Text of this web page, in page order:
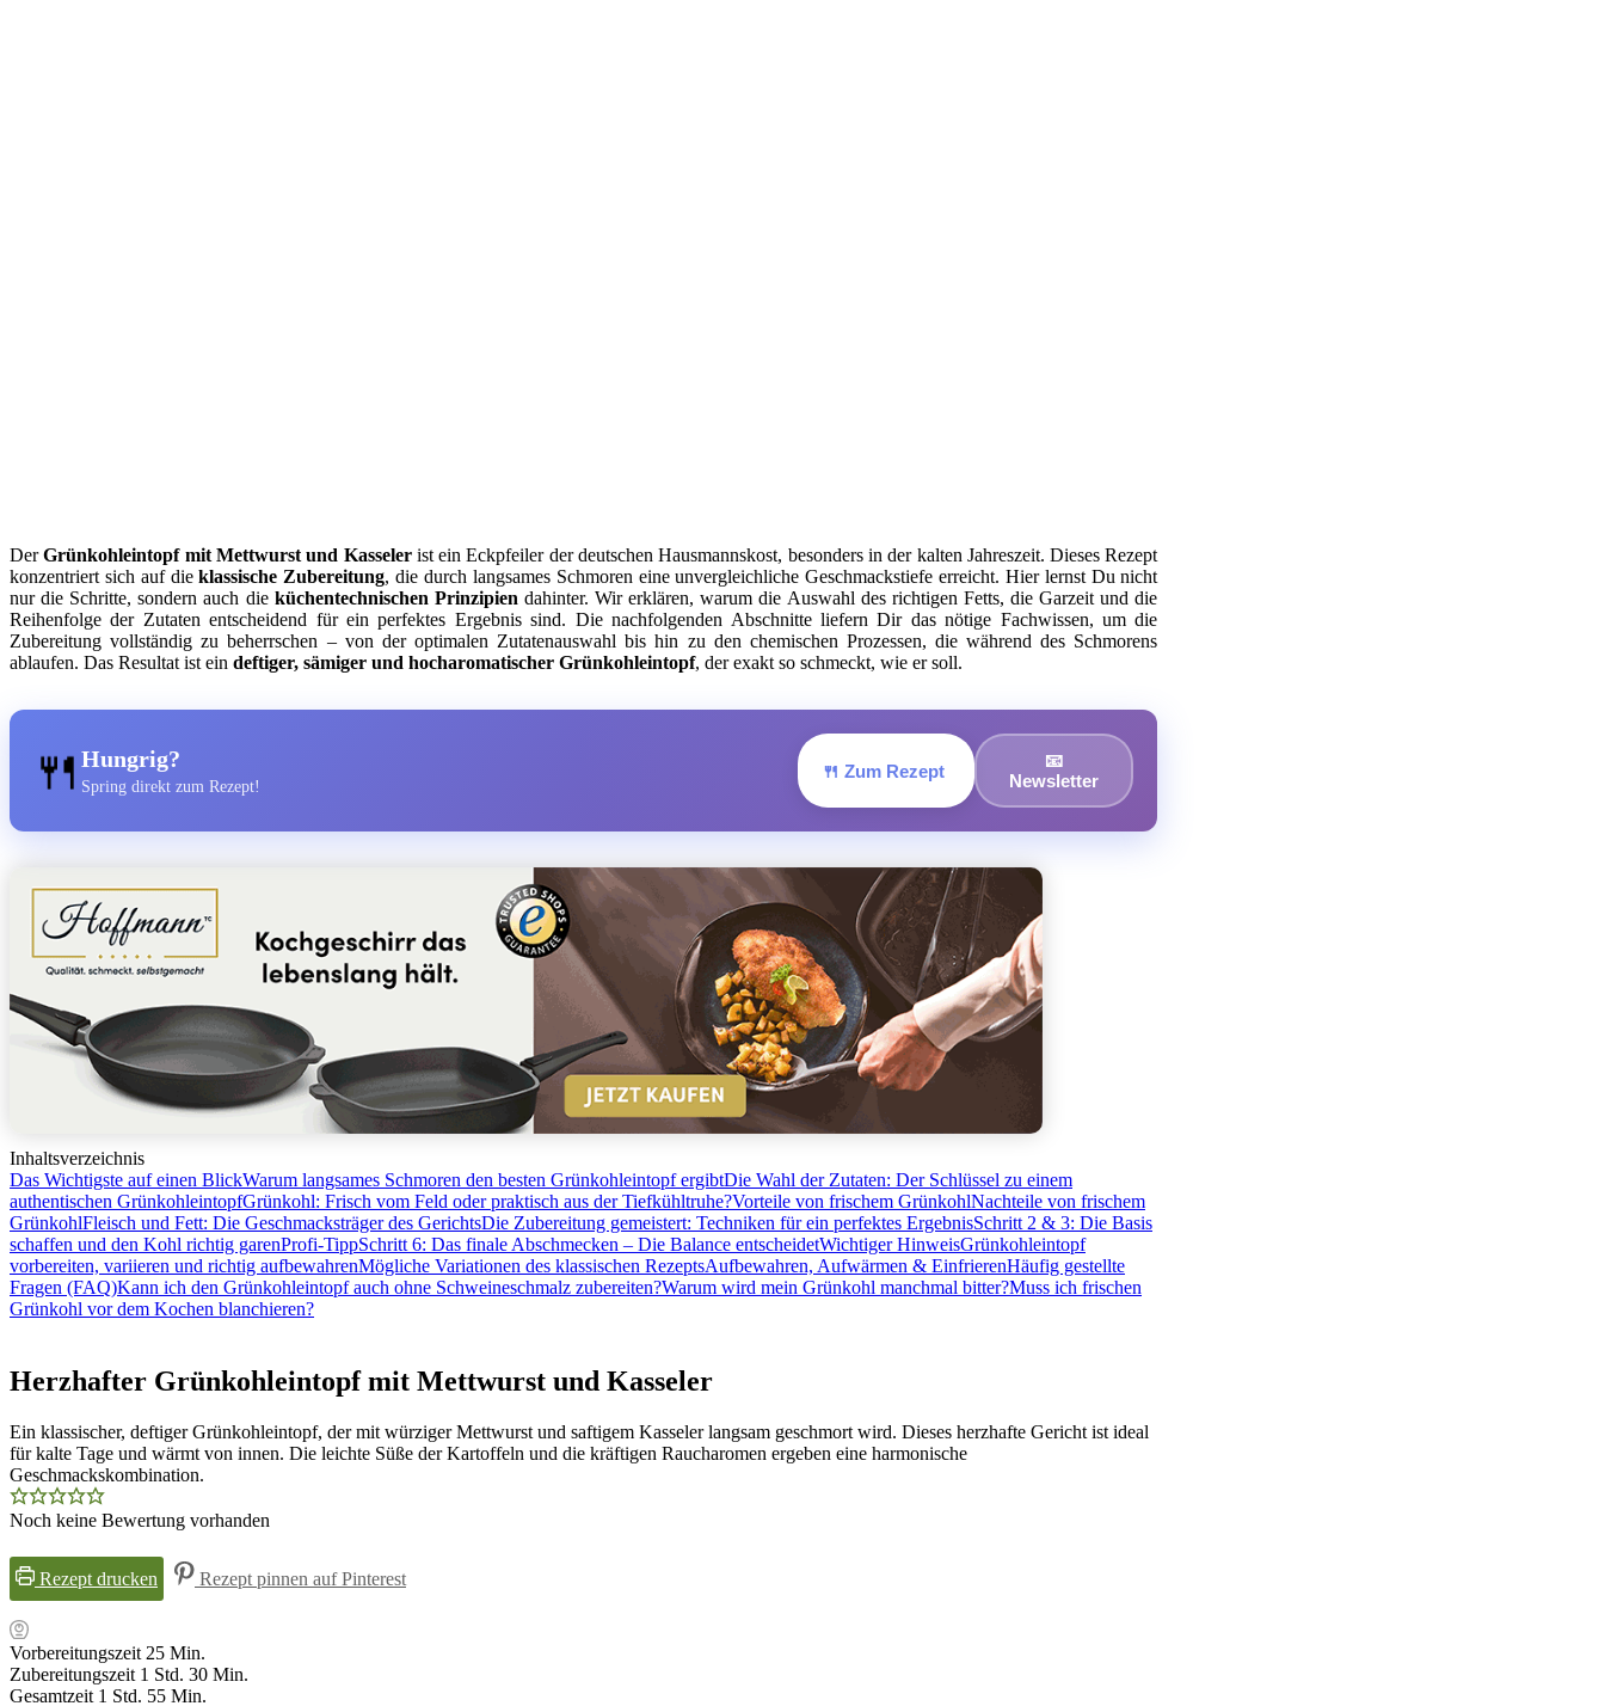
DerGrünkohleintopf mit Mettwurst und Kasselerist ein Eckpfeiler der deutschen Hausmannskost, besonders in der kalten Jahreszeit. Dieses Rezept
konzentriert sich auf dieklassische Zubereitung, die durch langsames Schmoren eine unvergleichliche Geschmackstiefe erreicht. Hier lernst Du nicht
nur die Schritte, sondern auch die küchentechnischen Prinzipiendahinter. Wir erklären, warum die Auswahl des richtigen Fetts, die Garzeit und die
Reihenfolge der Zutaten entscheidend für ein perfektes Ergebnis sind. Die nachfolgenden Abschnitte liefern Dir das nötige Fachwissen, um die
Zubereitung vollständig zu beherrschen – von der optimalen Zutatenauswahl bis hin zu den chemischen Prozessen, die während des Schmorens
ablaufen. Das Resultat ist ein deftiger, sämiger und hocharomatischer Grünkohleintopf, der exakt so schmeckt, wie er soll.
🍴Hungrig?
Spring direkt zum Rezept!
🍴 Zum Rezept
📧
Newsletter
Inhaltsverzeichnis
Das Wichtigste auf einen BlickWarum langsames Schmoren den besten Grünkohleintopf ergibtDie Wahl der Zutaten: Der Schlüssel zu einem
authentischen GrünkohleintopfGrünkohl: Frisch vom Feld oder praktisch aus der Tiefkühltruhe?Vorteile von frischem GrünkohlNachteile von frischem
GrünkohlFleisch und Fett: Die Geschmacksträger des GerichtsDie Zubereitung gemeistert: Techniken für ein perfektes ErgebnisSchritt 2 & 3: Die Basis
schaffen und den Kohl richtig garenProfi-TippSchritt 6: Das finale Abschmecken – Die Balance entscheidetWichtiger HinweisGrünkohleintopf
vorbereiten, variieren und richtig aufbewahrenMögliche Variationen des klassischen RezeptsAufbewahren, Aufwärmen & EinfrierenHäufig gestellte
Fragen (FAQ)Kann ich den Grünkohleintopf auch ohne Schweineschmalz zubereiten?Warum wird mein Grünkohl manchmal bitter?Muss ich frischen
Grünkohl vor dem Kochen blanchieren?
Herzhafter Grünkohleintopf mit Mettwurst und Kasseler
Ein klassischer, deftiger Grünkohleintopf, der mit würziger Mettwurst und saftigem Kasseler langsam geschmort wird. Dieses herzhafte Gericht ist ideal
für kalte Tage und wärmt von innen. Die leichte Süße der Kartoffeln und die kräftigen Raucharomen ergeben eine harmonische
Geschmackskombination.
Noch keine Bewertung vorhanden
Rezept drucken Rezept pinnen auf Pinterest
Vorbereitungszeit 25Minuten
Min.
Zubereitungszeit 1 Stunde
Std. 30Minuten
Min.
Gesamtzeit 1 Stunde
Std. 55Minuten
Min.